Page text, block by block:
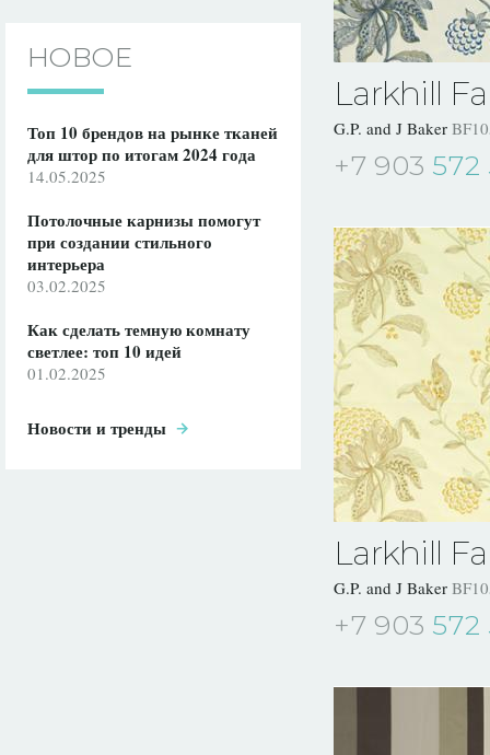
НОВОЕ
Топ 10 брендов на рынке тканей
для штор по итогам 2024 года
14.05.2025
Потолочные карнизы помогут
при создании стильного
интерьера
03.02.2025
Как сделать темную комнату
светлее: топ 10 идей
01.02.2025
Новости и тренды
Larkhill
G.P. and J Baker
+7 903 572
Larkhill
G.P. and J Baker
+7 903 572